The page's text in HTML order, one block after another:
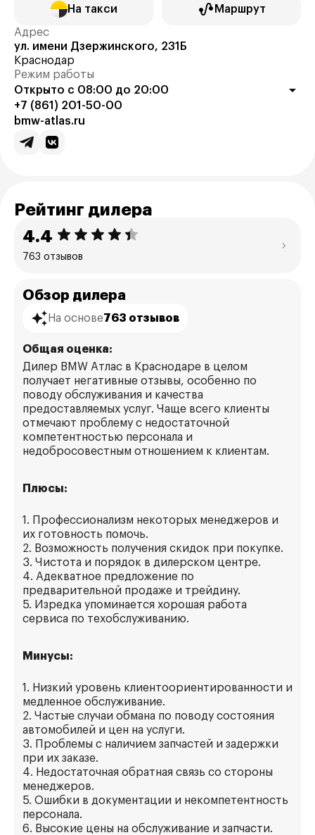
На такси Маршрут
Адрес
ул. имени Дзержинского, 231Б
Краснодар
Режим работы
Открыто с 08:00 до 20:00
+7 (861) 201-50-00
bmw-atlas.ru
Рейтинг дилера
4.4
763 отзывов
Обзор дилера
На основе763 отзывов
Общая оценка:
Дилер BMW Атлас в Краснодаре в целом
получает негативные отзывы, особенно по
поводу обслуживания и качества
предоставляемых услуг. Чаще всего клиенты
отмечают проблему с недостаточной
компетентностью персонала и
недобросовестным отношением к клиентам.
Плюсы:
1. Профессионализм некоторых менеджеров и
их готовность помочь.
2. Возможность получения скидок при покупке.
3. Чистота и порядок в дилерском центре.
4. Адекватное предложение по
предварительной продаже и трейдину.
5. Изредка упоминается хорошая работа
сервиса по техобслуживанию.
Минусы:
1. Низкий уровень клиентоориентированности и
медленное обслуживание.
2. Частые случаи обмана по поводу состояния
автомобилей и цен на услуги.
3. Проблемы с наличием запчастей и задержки
при их заказе.
4. Недостаточная обратная связь со стороны
менеджеров.
5. Ошибки в документации и некомпетентность
персонала.
6. Высокие цены на обслуживание и запчасти.